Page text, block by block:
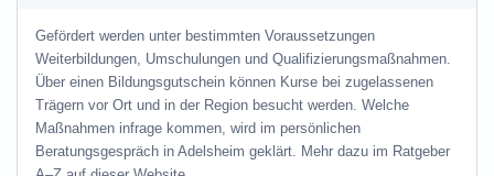
Gefördert werden unter bestimmten Voraussetzungen
Weiterbildungen, Umschulungen und Qualifizierungsmaßnahmen.
Über einen Bildungsgutschein können Kurse bei zugelassenen
Trägern vor Ort und in der Region besucht werden. Welche
Maßnahmen infrage kommen, wird im persönlichen
Beratungsgespräch in Adelsheim geklärt. Mehr dazu im Ratgeber